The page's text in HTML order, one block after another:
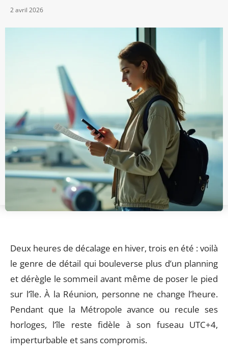
2 avril 2026
Deux heures de décalage en hiver, trois en été : voilà
le genre de détail qui bouleverse plus d’un planning
et dérègle le sommeil avant même de poser le pied
sur l’île. À la Réunion, personne ne change l’heure.
Pendant que la Métropole avance ou recule ses
horloges, l’île reste fidèle à son fuseau UTC+4,
imperturbable et sans compromis.